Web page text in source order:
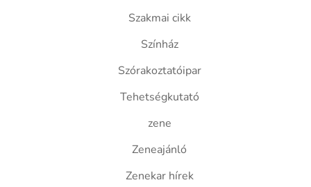
Szakmai cikk
Színház
Szórakoztatóipar
Tehetségkutató
zene
Zeneajánló
Zenekar hírek